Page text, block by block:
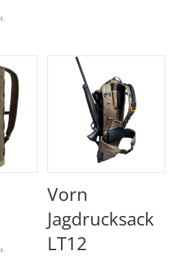
Vorn
Jagdrucksack
LT12